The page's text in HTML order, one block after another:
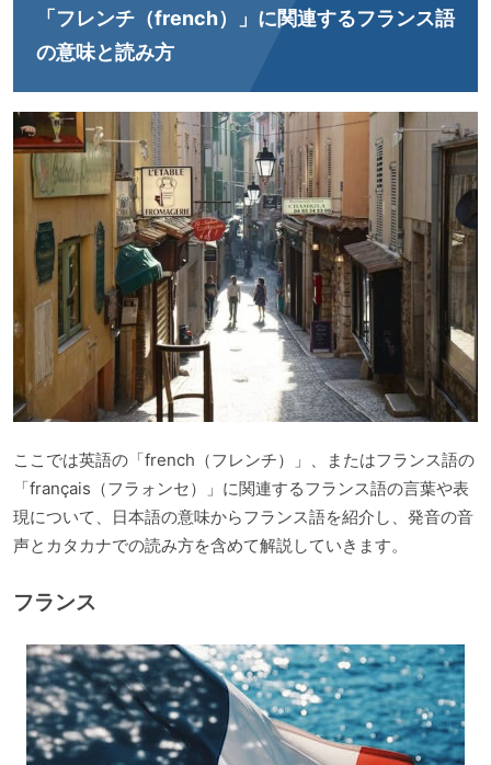
「フレンチ（french）」に関連するフランス語
の意味と読み方
ここでは英語の「french（フレンチ）」、またはフランス語の
「français（フラォンセ）」に関連するフランス語の言葉や表
現について、日本語の意味からフランス語を紹介し、発音の音
声とカタカナでの読み方を含めて解説していきます。
フランス